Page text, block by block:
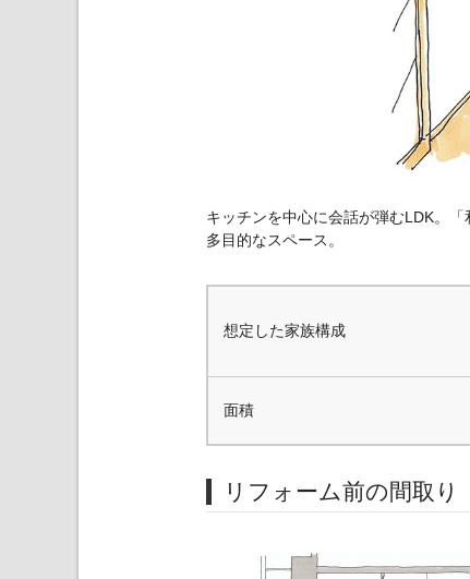
キッチンを中心に会話が弾むLDK。
多目的なスペース。
想定した家族構成
面積
リフォーム前の間取り